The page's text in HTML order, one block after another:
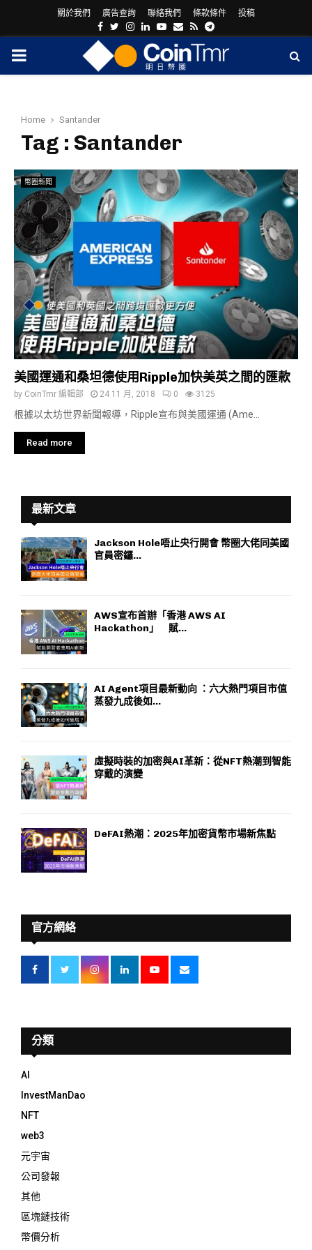
關於我們 廣告查詢 聯絡我們 條款條件 投稿
Facebook
Twitter
Instagram
LinkedinYoutube
Email
RssTelegram
PRIMARY
Home Santander
Tag : Santander
幣圈新聞
美國運通和桑坦德使用Ripple加快美英之間的匯款
by CoinTmr 編輯部 24 11 月, 2018 0 3125
根據以太坊世界新聞報導，Ripple宣布與美國運通 (Ame...
Read more
最新文章
Jackson Hole唔止央行開會 幣圈大佬同美國
官員密鑼...
AWS宣布首辦「香港 AWS AI
Hackathon」 賦...
AI Agent項目最新動向 ：六大熱門項目市值
蒸發九成後如...
虛擬時裝的加密與AI革新：從NFT熱潮到智能
穿戴的演變
DeFAI熱潮：2025年加密貨幣市場新焦點
官方網絡
分類
AI
InvestManDao
NFT
web3
元宇宙
公司發報
其他
區塊鏈技術
幣價分析